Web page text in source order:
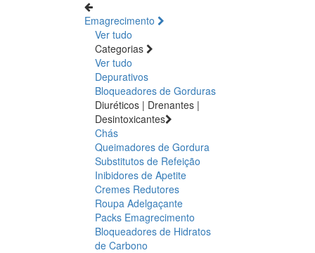
Emagrecimento
Ver tudo
Categorias
Ver tudo
Depurativos
Bloqueadores de Gorduras
Diuréticos | Drenantes |
Desintoxicantes
Chás
Queimadores de Gordura
Substitutos de Refeição
Inibidores de Apetite
Cremes Redutores
Roupa Adelgaçante
Packs Emagrecimento
Bloqueadores de Hidratos
de Carbono